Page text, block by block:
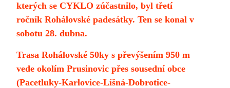
kterých se CYKLO zúčastnilo, byl třetí
ročník Rohálovské padesátky. Ten se konal v
sobotu 28. dubna.
Trasa Rohálovské 50ky s převýšením 950 m
vede okolím Prusinovic přes sousední obce
(Pacetluky-Karlovice-Líšná-Dobrotice-